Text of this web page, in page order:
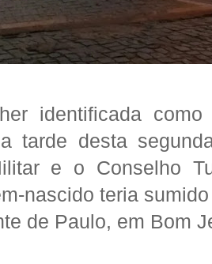
identificada
tarde desta
e o Conselho
nascido teria
de Paulo, em Bom